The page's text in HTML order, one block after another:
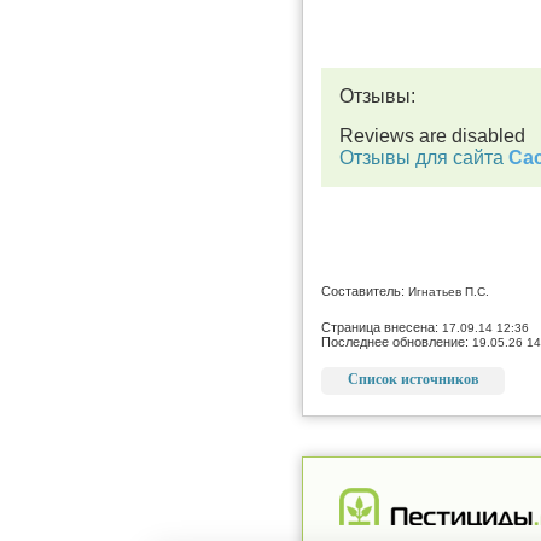
Отзывы:
Reviews are disabled
Отзывы для сайта
Составитель: Игнатьев П.С.
Страница внесена: 17.09.14 12:36
Последнее обновление: 19.05.26
Список источников